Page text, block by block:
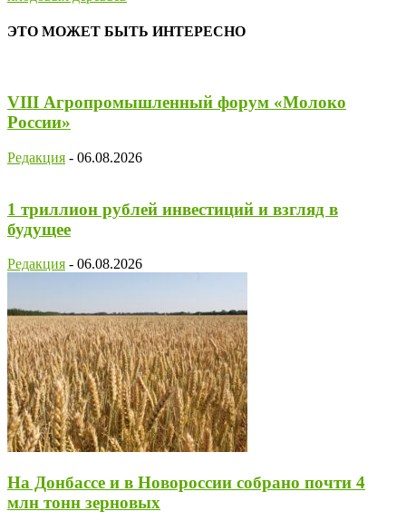
ЭТО МОЖЕТ БЫТЬ ИНТЕРЕСНО
VIII Агропромышленный форум «Молоко
России»
Редакция - 06.08.2026
1 триллион рублей инвестиций и взгляд в
будущее
Редакция - 06.08.2026
На Донбассе и в Новороссии собрано почти 4
млн тонн зерновых